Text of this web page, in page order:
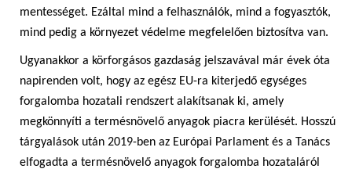
mentességet. Ezáltal mind a felhasználók, mind a fogyasztók,
mind pedig a környezet védelme megfelelően biztosítva van.
Ugyanakkor a körforgásos gazdaság jelszavával már évek óta
napirenden volt, hogy az egész EU-ra kiterjedő egységes
forgalomba hozatali rendszert alakítsanak ki, amely
megkönnyíti a termésnövelő anyagok piacra kerülését. Hosszú
tárgyalások után 2019-ben az Európai Parlament és a Tanács
elfogadta a termésnövelő anyagok forgalomba hozataláról